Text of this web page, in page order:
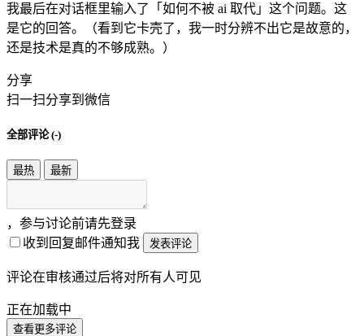
我最后在对话框里输入了「如何不被 ai 取代」这个问题。这
是它的回答。（看到它卡壳了，我一时分辨不出它是故意的，
还是技术是真的不够成熟。）
分享
扫一扫分享到微信
全部评论 (-)
最热 最新
，参与讨论前请先登录
收到回复邮件通知我
发表评论
评论在审核通过后将对所有人可见
正在加载中
查看更多评论